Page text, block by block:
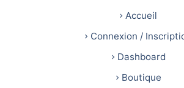
Accueil
Connexion /
Dashboard
Boutique